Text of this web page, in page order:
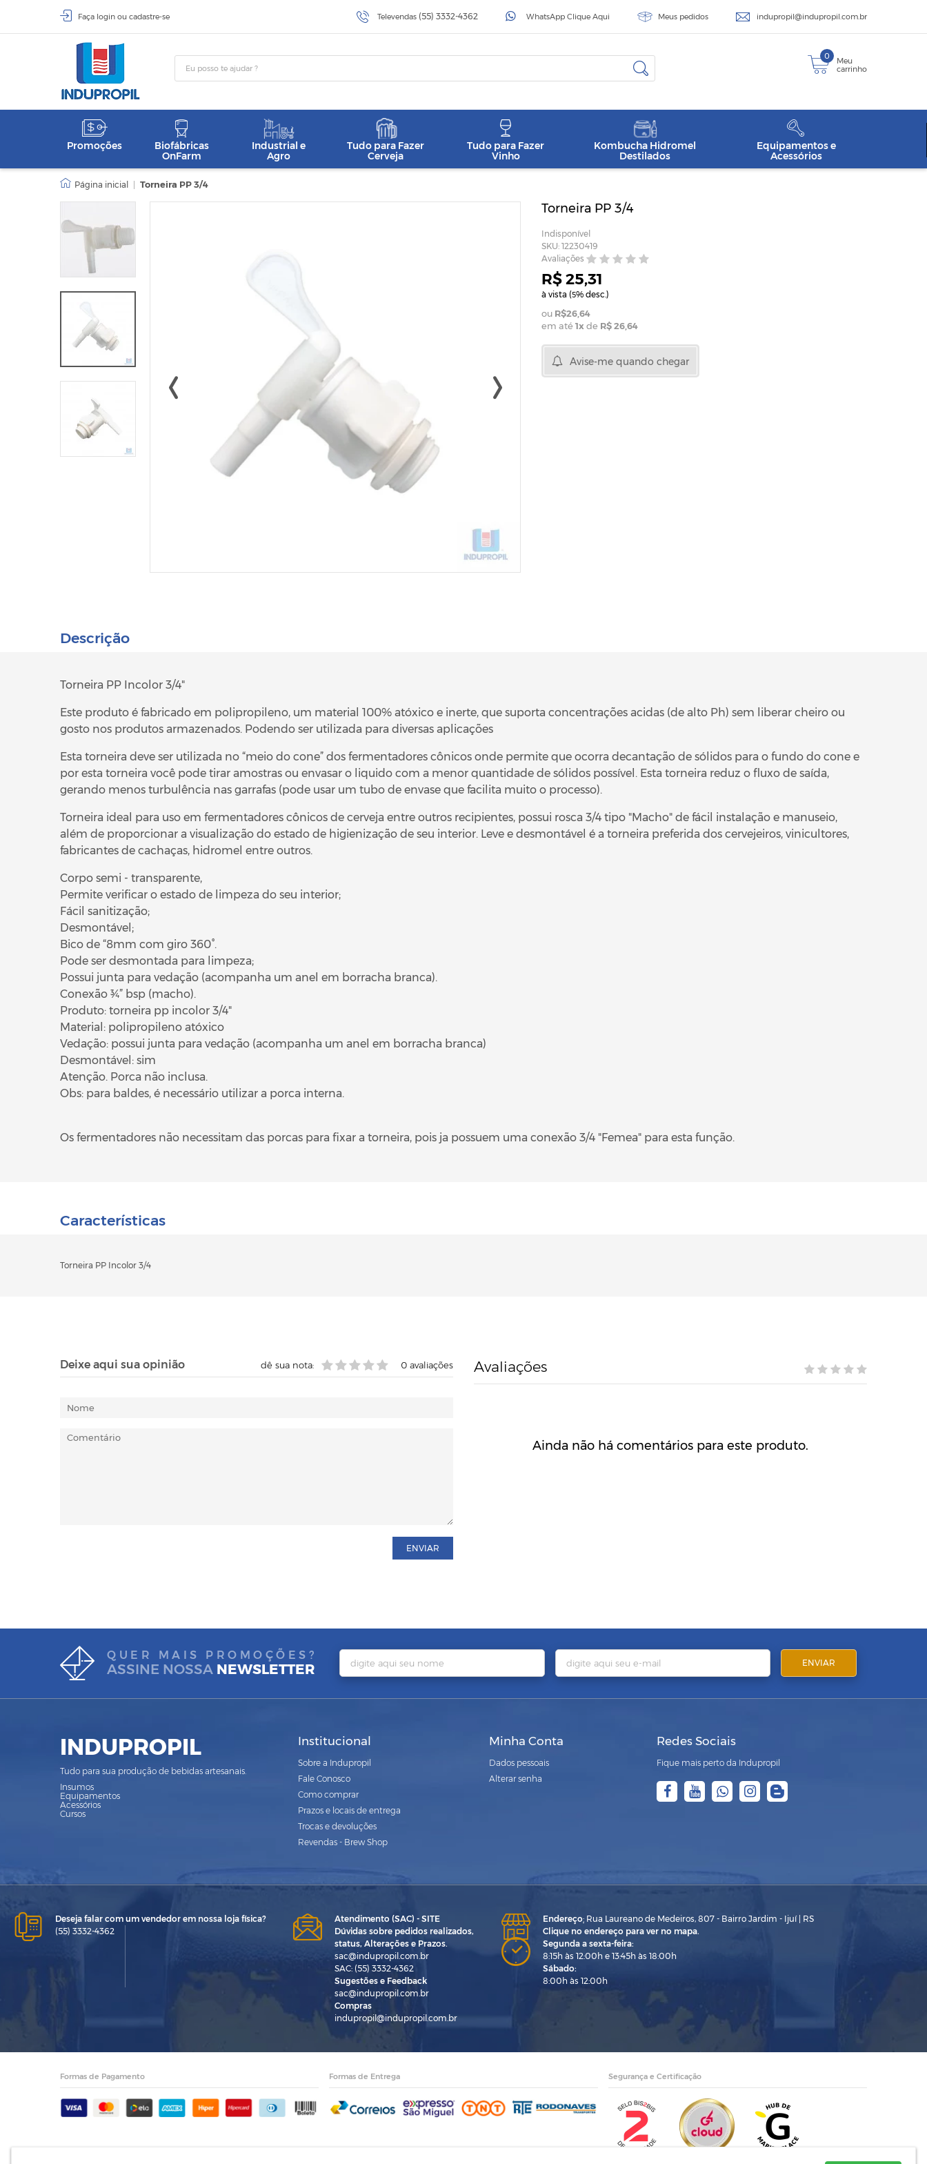
Faça login ou cadastre-se Televendas (55) 3332-4362 WhatsApp Clique Aqui Meus pedidos indupropil@indupropil.com.br
0
Meu
carrinho
Promoções
Biofábricas
OnFarm
Industrial e
Agro
Tudo para Fazer
Cerveja
Tudo para Fazer
Vinho
Kombucha Hidromel
Destilados
Equipamentos e
Acessórios
Torneira PP 3/4
Torneira PP 3/4
Indisponível
SKU: 12230419
Avaliações
R$ 25,31
à vista (5% desc.)
R$26,64
em até 1x de R$ 26,64
Avise-me quando chegar
Descrição
Torneira PP Incolor 3/4"
Este produto é fabricado em polipropileno, um material 100% atóxico e inerte, que suporta concentrações acidas (de alto Ph) sem liberar cheiro ou
gosto nos produtos armazenados. Podendo ser utilizada para diversas aplicações
Esta torneira deve ser utilizada no “meio do cone” dos fermentadores cônicos onde permite que ocorra decantação de sólidos para o fundo do cone e
por esta torneira você pode tirar amostras ou envasar o liquido com a menor quantidade de sólidos possível. Esta torneira reduz o fluxo de saída,
gerando menos turbulência nas garrafas (pode usar um tubo de envase que facilita muito o processo).
Torneira ideal para uso em fermentadores cônicos de cerveja entre outros recipientes, possui rosca 3/4 tipo "Macho" de fácil instalação e manuseio,
além de proporcionar a visualização do estado de higienização de seu interior. Leve e desmontável é a torneira preferida dos cervejeiros, vinicultores,
fabricantes de cachaças, hidromel entre outros.
Corpo semi - transparente,
Permite verificar o estado de limpeza do seu interior;
Fácil sanitização;
Desmontável;
Bico de “8mm com giro 360°.
Pode ser desmontada para limpeza;
Possui junta para vedação (acompanha um anel em borracha branca).
Conexão ¾” bsp (macho).
Produto: torneira pp incolor 3/4"
Material: polipropileno atóxico
Vedação: possui junta para vedação (acompanha um anel em borracha branca)
Desmontável: sim
Atenção. Porca não inclusa.
Obs: para baldes, é necessário utilizar a porca interna.
Os fermentadores não necessitam das porcas para fixar a torneira, pois ja possuem uma conexão 3/4 "Femea" para esta função.
Características
Torneira PP Incolor 3/4
Deixe aqui sua opinião 0 avaliações
dê sua nota:
ENVIAR
Avaliações
Ainda não há comentários para este produto.
QUER MAIS PROMOÇÕES?
ASSINE NOSSA NEWSLETTER
INDUPROPIL
Tudo para sua produção de bebidas artesanais.
Insumos
Equipamentos
Acessórios
Cursos
Institucional
Sobre a Indupropil
Fale Conosco
Como comprar
Prazos e locais de entrega
Trocas e devoluções
Revendas - Brew Shop
Minha Conta
Dados pessoais
Alterar senha
Redes Sociais
Fique mais perto da Indupropil
Deseja falar com um vendedor em nossa loja física?
(55) 3332-4362
Atendimento (SAC) - SITE
Dúvidas sobre pedidos realizados,
status, Alterações e Prazos.
sac@indupropil.com.br
SAC: (55) 3332-4362
Sugestões e Feedback
sac@indupropil.com.br
Compras
indupropil@indupropil.com.br
Endereço: Rua Laureano de Medeiros, 807 - Bairro Jardim - Ijuí | RS
Clique no endereço para ver no mapa.
Segunda a sexta-feira:
8:15h às 12:00h e 13:45h às 18:00h
Sábado:
8:00h às 12:00h
Formas de Pagamento Formas de Entrega Segurança e Certificação